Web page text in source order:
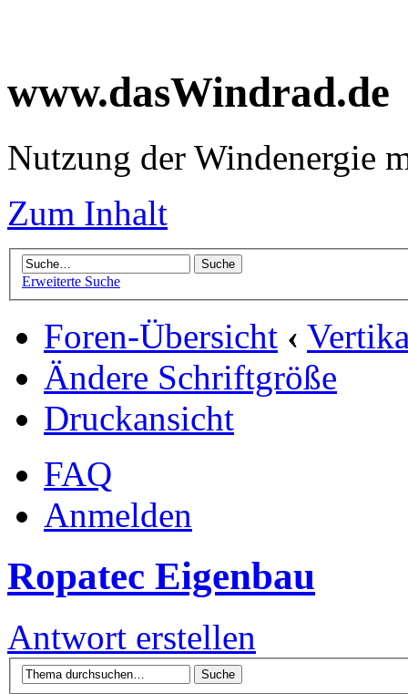
www.dasWindrad.de
Nutzung der Windenergie
Zum Inhalt
Erweiterte Suche
Foren-Übersicht ‹
Ändere Schriftgröße
Druckansicht
FAQ
Anmelden
Ropatec Eigenbau
Antwort erstellen